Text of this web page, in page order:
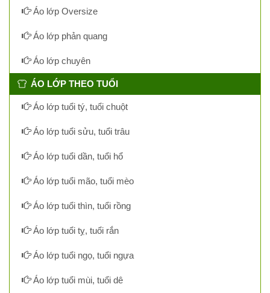
Áo lớp Oversize
Áo lớp phản quang
Áo lớp chuyên
ÁO LỚP THEO TUỔI
Áo lớp tuổi tý, tuổi chuột
Áo lớp tuổi sửu, tuổi trâu
Áo lớp tuổi dần, tuổi hổ
Áo lớp tuổi mão, tuổi mèo
Áo lớp tuổi thìn, tuổi rồng
Áo lớp tuổi tỵ, tuổi rắn
Áo lớp tuổi ngọ, tuổi ngựa
Áo lớp tuổi mùi, tuổi dê